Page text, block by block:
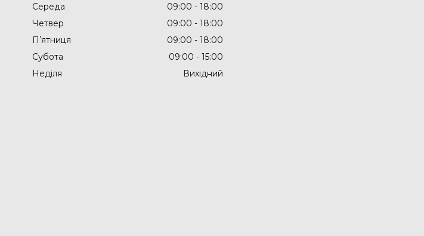
Середа
09:00
18:00
Четвер
09:00
18:00
Пʼятниця
09:00
18:00
Субота
09:00
15:00
Неділя
Вихідний